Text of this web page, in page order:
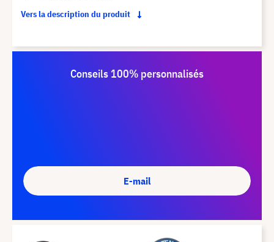
Vers la description du produit
Conseils 100% personnalisés
E-mail